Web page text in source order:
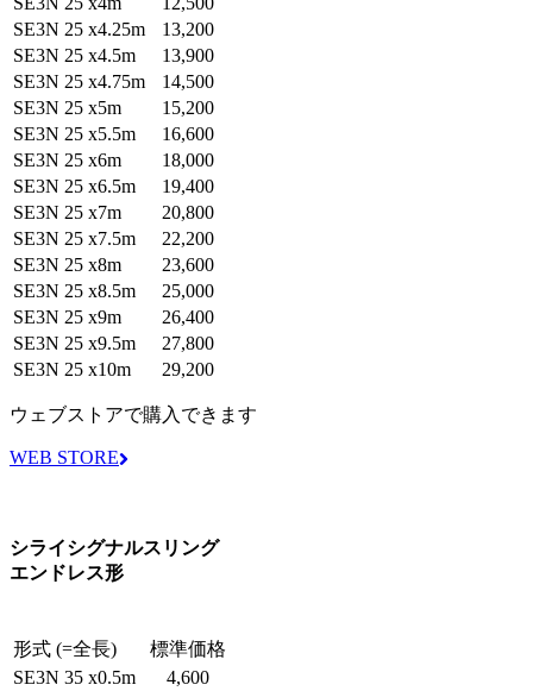
SE3N 25 x4.25m
13,200
SE3N 25 x4.5m
13,900
SE3N 25 x4.75m
14,500
SE3N 25 x5m
15,200
SE3N 25 x5.5m
16,600
SE3N 25 x6m
18,000
SE3N 25 x6.5m
19,400
SE3N 25 x7m
20,800
SE3N 25 x7.5m
22,200
SE3N 25 x8m
23,600
SE3N 25 x8.5m
25,000
SE3N 25 x9m
26,400
SE3N 25 x9.5m
27,800
SE3N 25 x10m
29,200
ウェブストアで購入できます
WEB STORE
シライシグナルスリング
エンドレス形
形式 (=全長)
標準価格
SE3N 35 x0.5m
4,600